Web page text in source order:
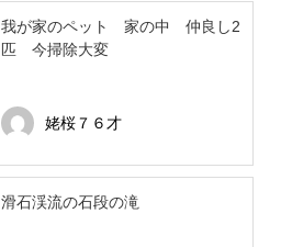
我が家のペット 家の中 仲良し2
匹 今掃除大変
姥桜７６才
滑石渓流の石段の滝